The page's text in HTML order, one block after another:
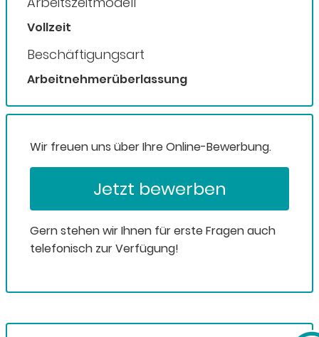
Vollzeit
Beschäftigungsart
Arbeitnehmerüberlassung
Wir freuen uns über Ihre Online-Bewerbung.
Jetzt bewerben
Gern stehen wir Ihnen für erste Fragen auch
telefonisch zur Verfügung!